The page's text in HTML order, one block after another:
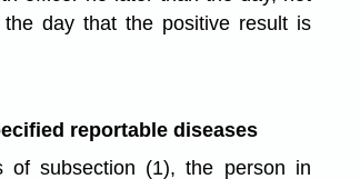
day that the positive result is
reportable diseases
of subsection (1), the person in